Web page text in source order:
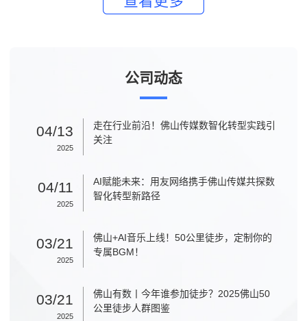
公司动态
04/13
2025
走在行业前沿！佛山传媒数智化转型实践引
关注
04/11
2025
AI赋能未来：用友网络携手佛山传媒共探数
智化转型新路径
03/21
2025
佛山+AI音乐上线！50公里徒步，定制你的
专属BGM！
03/21
2025
佛山有数丨今年谁参加徒步？2025佛山50
公里徒步人群图鉴